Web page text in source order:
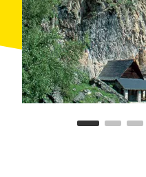
mobilité réduite, un
les obstacles physiques
en oeuvre en
leur permettant de
Différents chemins pour
été balisés.